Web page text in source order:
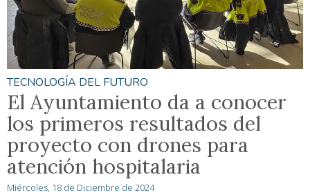
TECNOLOGÍA DEL FUTURO
El Ayuntamiento da a conocer
los primeros resultados del
proyecto con drones para
atención hospitalaria
Miércoles, 18 de Diciembre de 2024